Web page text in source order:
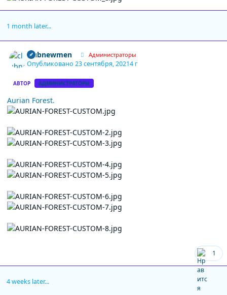
1 month later...
clubnewmen Администраторы
Опубликовано23 сентября, 20214 г
АВТОР АДМИНИСТРАТОРЫ
Aurian Forest.
1
4 weeks later...